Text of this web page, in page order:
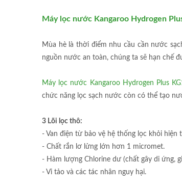
Máy lọc nước Kangaroo Hydrogen
Mùa hè là thời điểm nhu cầu cần nước
nguồn nước an toàn, chúng ta sẽ hạn chế
Máy lọc nước Kangaroo Hydrogen Plus
chức năng lọc sạch nước còn có thể tạo
3 Lõi lọc thô:
- Van điện từ bảo vệ hệ thống lọc khỏi
- Chất rắn lơ lửng lớn hơn 1 micromet.
- Hàm lượng Chlorine dư (chất gây di ứng,
- Vi tảo và các tác nhân nguy hại.